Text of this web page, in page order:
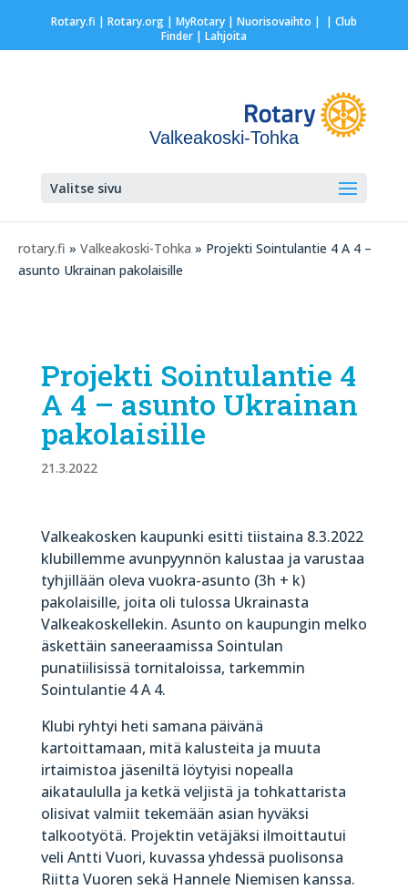
Rotary.fi | Rotary.org| MyRotary | Nuorisovaihto | | Club
Finder| Lahjoita
Valkeakoski-Tohka
Valitse sivu
rotary.fi » Valkeakoski-Tohka » Projekti Sointulantie 4 A 4 –
asunto Ukrainan pakolaisille
Projekti Sointulantie 4
A 4 – asunto Ukrainan
pakolaisille
21.3.2022
Valkeakosken kaupunki esitti tiistaina 8.3.2022
klubillemme avunpyynnön kalustaa ja varustaa
tyhjillään oleva vuokra-asunto (3h + k)
pakolaisille, joita oli tulossa Ukrainasta
Valkeakoskellekin. Asunto on kaupungin melko
äskettäin saneeraamissa Sointulan
punatiilisissä tornitaloissa, tarkemmin
Sointulantie 4 A 4.
Klubi ryhtyi heti samana päivänä
kartoittamaan, mitä kalusteita ja muuta
irtaimistoa jäseniltä löytyisi nopealla
aikataululla ja ketkä veljistä ja tohkattarista
olisivat valmiit tekemään asian hyväksi
talkootyötä. Projektin vetäjäksi ilmoittautui
veli Antti Vuori, kuvassa yhdessä puolisonsa
Riitta Vuoren sekä Hannele Niemisen kanssa.